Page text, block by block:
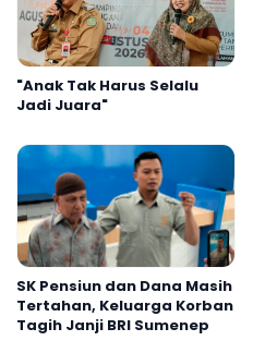
"Anak Tak Harus Selalu
Jadi Juara"
SK Pensiun dan Dana Masih
Tertahan, Keluarga Korban
Tagih Janji BRI Sumenep